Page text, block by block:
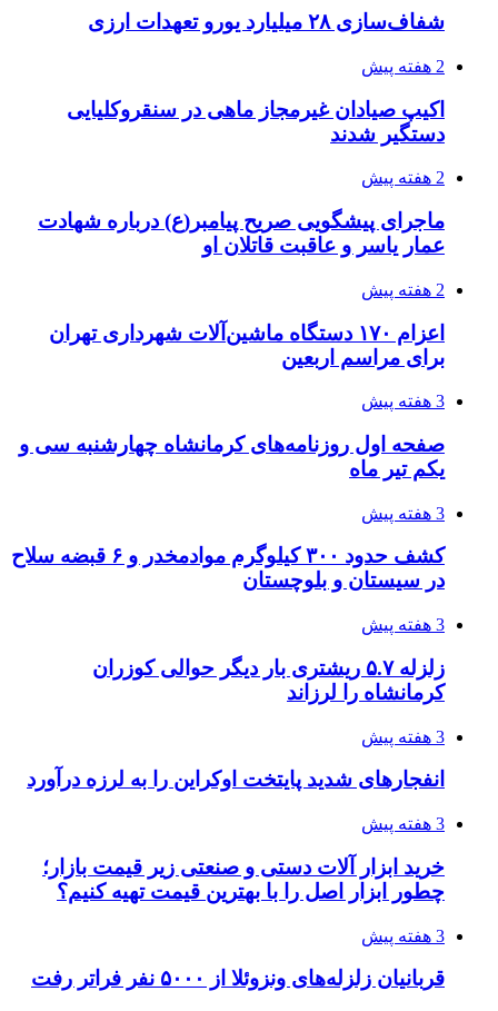
شفاف‌سازی ۲۸ میلیارد یورو تعهدات ارزی
2 هفته پیش
اکیپ صیادان غیرمجاز ماهی در سنقروکلیایی
دستگیر شدند
2 هفته پیش
ماجرای پیشگویی صریح پیامبر(ع) درباره شهادت
عمار یاسر و عاقبت قاتلان او
2 هفته پیش
اعزام ۱۷۰ دستگاه ماشین‌آلات شهرداری تهران
برای مراسم اربعین
3 هفته پیش
صفحه اول روزنامه‌های کرمانشاه چهارشنبه سی و
یکم تیر ماه
3 هفته پیش
کشف حدود ۳۰۰ کیلوگرم موادمخدر و ۶ قبضه سلاح
در سیستان و بلوچستان
3 هفته پیش
زلزله ۵.۷ ریشتری بار دیگر حوالی کوزران
کرمانشاه را لرزاند
3 هفته پیش
انفجارهای شدید پایتخت اوکراین را به لرزه درآورد
3 هفته پیش
خرید ابزار آلات دستی و صنعتی زیر قیمت بازار؛
چطور ابزار اصل را با بهترین قیمت تهیه کنیم؟
3 هفته پیش
قربانیان زلزله‌های ونزوئلا از ۵۰۰۰ نفر فراتر رفت